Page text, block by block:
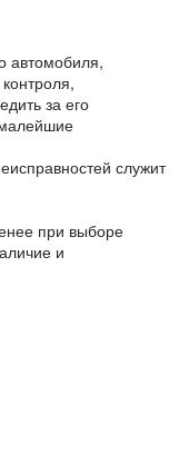
автомобиля,
за его
служит
при выборе
и